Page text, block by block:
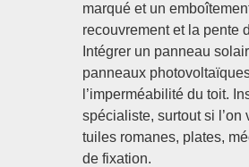
marqué et un
recouvrement et la pente
Intégrer un panneau
panneaux
l’imperméabilité du toit.
spécialiste, surtout si
tuiles romanes, plates,
de fixation.